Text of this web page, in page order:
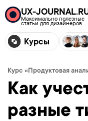
UX-
Максимально полезные
статьи для дизайнеров
Курсы
Курс «Продуктовая
Как
разные